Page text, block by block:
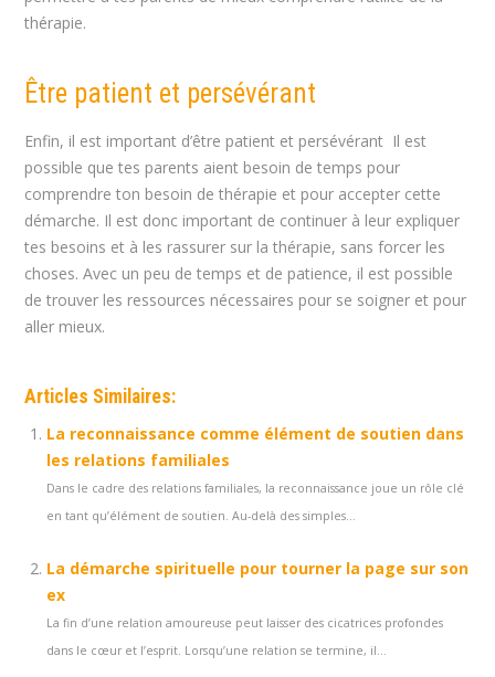
thérapie.
Être patient et persévérant
Enfin, il est important d’être patient et persévérant Il est
possible que tes parents aient besoin de temps pour
comprendre ton besoin de thérapie et pour accepter cette
démarche. Il est donc important de continuer à leur expliquer
tes besoins et à les rassurer sur la thérapie, sans forcer les
choses. Avec un peu de temps et de patience, il est possible
de trouver les ressources nécessaires pour se soigner et pour
aller mieux.
Articles Similaires:
La reconnaissance comme élément de soutien dans
les relations familiales
Dans le cadre des relations familiales, la reconnaissance joue un rôle clé
en tant qu’élément de soutien. Au-delà des simples...
La démarche spirituelle pour tourner la page sur son
ex
La fin d’une relation amoureuse peut laisser des cicatrices profondes
dans le cœur et l’esprit. Lorsqu’une relation se termine, il...